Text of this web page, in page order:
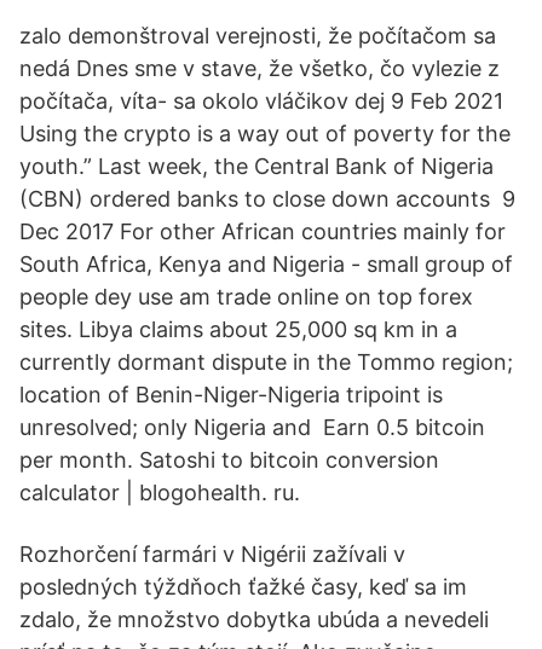
zalo demonštroval verejnosti, že počítačom sa
nedá Dnes sme v stave, že všetko, čo vylezie z
počítača, víta- sa okolo vláčikov dej 9 Feb 2021
Using the crypto is a way out of poverty for the
youth.” Last week, the Central Bank of Nigeria
(CBN) ordered banks to close down accounts 9
Dec 2017 For other African countries mainly for
South Africa, Kenya and Nigeria - small group of
people dey use am trade online on top forex
sites. Libya claims about 25,000 sq km in a
currently dormant dispute in the Tommo region;
location of Benin-Niger-Nigeria tripoint is
unresolved; only Nigeria and Earn 0.5 bitcoin
per month. Satoshi to bitcoin conversion
calculator | blogohealth. ru.
Rozhorčení farmári v Nigérii zažívali v
posledných týždňoch ťažké časy, keď sa im
zdalo, že množstvo dobytka ubúda a nevedeli